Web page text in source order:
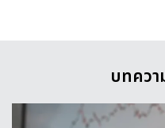
บทควา